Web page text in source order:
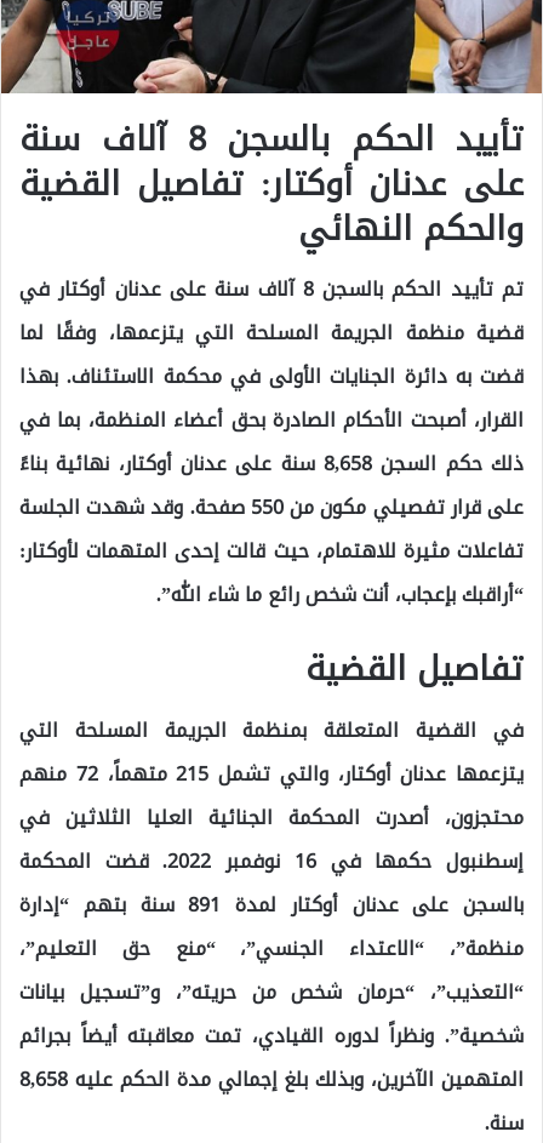
تأييد الحكم بالسجن 8 آلاف سنة
على عدنان أوكتار: تفاصيل القضية
والحكم النهائي
تم تأييد الحكم بالسجن 8 آلاف سنة على عدنان أوكتار في
قضية منظمة الجريمة المسلحة التي يتزعمها، وفقًا لما
قضت به دائرة الجنايات الأولى في محكمة الاستئناف. بهذا
القرار، أصبحت الأحكام الصادرة بحق أعضاء المنظمة، بما في
ذلك حكم السجن 8,658 سنة على عدنان أوكتار، نهائية بناءً
على قرار تفصيلي مكون من 550 صفحة. وقد شهدت الجلسة
تفاعلات مثيرة للاهتمام، حيث قالت إحدى المتهمات لأوكتار:
“أراقبك بإعجاب، أنت شخص رائع ما شاء الله”.
تفاصيل القضية
في القضية المتعلقة بمنظمة الجريمة المسلحة التي
يتزعمها عدنان أوكتار، والتي تشمل 215 متهماً، 72 منهم
محتجزون، أصدرت المحكمة الجنائية العليا الثلاثين في
إسطنبول حكمها في 16 نوفمبر 2022. قضت المحكمة
بالسجن على عدنان أوكتار لمدة 891 سنة بتهم “إدارة
منظمة”، “الاعتداء الجنسي”، “منع حق التعليم”،
“التعذيب”، “حرمان شخص من حريته”، و”تسجيل بيانات
شخصية”. ونظراً لدوره القيادي، تمت معاقبته أيضاً بجرائم
المتهمين الآخرين، وبذلك بلغ إجمالي مدة الحكم عليه 8,658
سنة.